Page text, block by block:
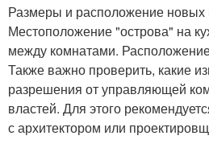
Размеры и расположение новых
Местоположение "острова" на
между комнатами.
Также важно проверить, какие
разрешения от управляющей
властей. Для этого
с архитектором или